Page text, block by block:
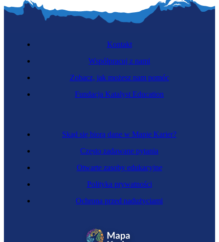
Skąd się biorą dane w Mapie Karier?
Często zadawane pytania
Otwarte zasoby edukacyjne
Polityka prywatności
Ochrona przed nadużyciami
Kontakt
Współpracuj z nami
Zobacz, jak możesz nam pomóc
Fundacja Katalyst Education